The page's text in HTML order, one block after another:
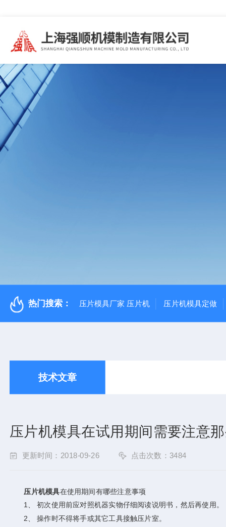
热门搜索： 压片模具厂家 压片机 压片机模具定做
技术文章
压片机模具在试用期间需要注意
更新时间：2018-09-26 点击次数：3484
压片机模具在使用期间有哪些注意事项
1、 初次使用前应对照机器实物仔细阅读说明书，然后再使用。
2、 操作时不得将手或其它工具接触压片室。